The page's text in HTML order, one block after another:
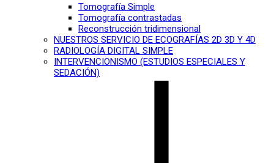
Tomografía Simple
Tomografía contrastadas
Reconstrucción tridimensional
NUESTROS SERVICIO DE ECOGRAFÍAS 2D 3D Y 4D
RADIOLOGÍA DIGITAL SIMPLE
INTERVENCIONISMO (ESTUDIOS ESPECIALES Y
SEDACIÓN)